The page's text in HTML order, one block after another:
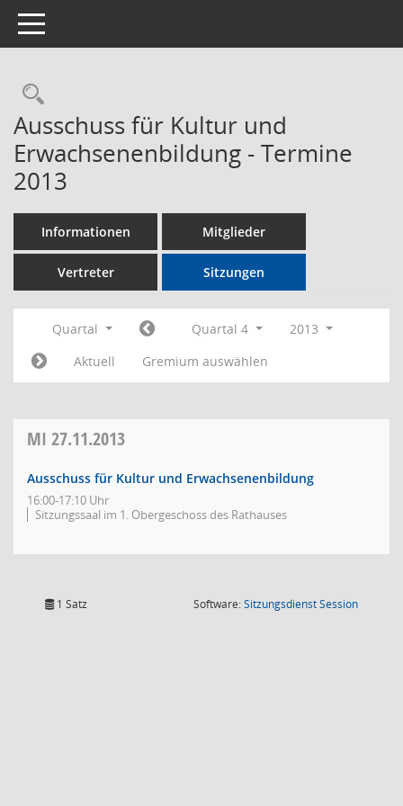
Toggle navigation
Rechercheauswahl
Ausschuss für Kultur und
Erwachsenenbildung - Termine
2013
Informationen Mitglieder
Vertreter Sitzungen
Quartal Quartal 4
2013
Aktuell
Gremium auswählen
MI 27.11.2013
Ausschuss für Kultur und Erwachsenenbildung
16:00-17:10 Uhr
Sitzungssaal im 1. Obergeschoss des Rathauses
1 Satz Software:SitzungsdienstSession(Wird in